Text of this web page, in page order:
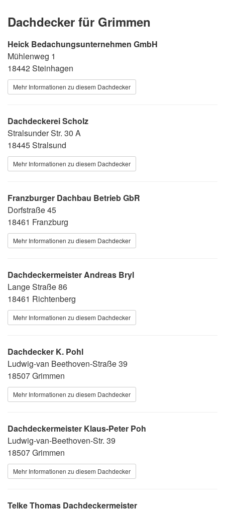
Dachdecker für Grimmen
Heick Bedachungsunternehmen GmbH
Mühlenweg 1
18442 Steinhagen
Mehr Informationen zu diesem Dachdecker
Dachdeckerei Scholz
Stralsunder Str. 30 A
18445 Stralsund
Mehr Informationen zu diesem Dachdecker
Franzburger Dachbau Betrieb GbR
Dorfstraße 45
18461 Franzburg
Mehr Informationen zu diesem Dachdecker
Dachdeckermeister Andreas Bryl
Lange Straße 86
18461 Richtenberg
Mehr Informationen zu diesem Dachdecker
Dachdecker K. Pohl
Ludwig-van Beethoven-Straße 39
18507 Grimmen
Mehr Informationen zu diesem Dachdecker
Dachdeckermeister Klaus-Peter Poh
Ludwig-van-Beethoven-Str. 39
18507 Grimmen
Mehr Informationen zu diesem Dachdecker
Telke Thomas Dachdeckermeister